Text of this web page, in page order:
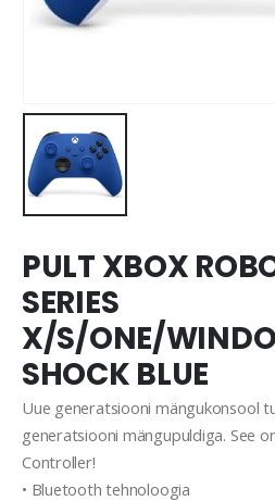
PULT XBOX
SERIES
X/S/ONE/
SHOCK BLUE
Uue generatsiooni mängukonsool
generatsiooni mängupuldiga. See
Controller!
• Bluetooth tehnoloogia